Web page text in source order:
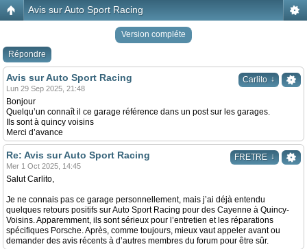
Avis sur Auto Sport Racing
Version compléte
Répondre
Carlito ↓
Avis sur Auto Sport Racing
Lun 29 Sep 2025, 21:48
Bonjour
Quelqu’un connaît il ce garage référence dans un post sur les garages.
Ils sont à quincy voisins
Merci d’avance
FRETRE ↓
Re: Avis sur Auto Sport Racing
Mer 1 Oct 2025, 14:45
Salut Carlito,
Je ne connais pas ce garage personnellement, mais j’ai déjà entendu
quelques retours positifs sur Auto Sport Racing pour des Cayenne à Quincy-
Voisins. Apparemment, ils sont sérieux pour l’entretien et les réparations
spécifiques Porsche. Après, comme toujours, mieux vaut appeler avant ou
demander des avis récents à d’autres membres du forum pour être sûr.